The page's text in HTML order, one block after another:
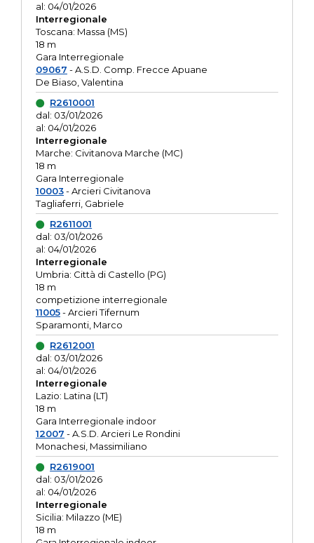
al: 04/01/2026
Interregionale
Toscana: Massa (MS)
18 m
Gara Interregionale
09067 - A.S.D. Comp. Frecce Apuane
De Biaso, Valentina
R2610001
dal: 03/01/2026
al: 04/01/2026
Interregionale
Marche: Civitanova Marche (MC)
18 m
Gara Interregionale
10003- Arcieri Civitanova
Tagliaferri, Gabriele
R2611001
dal: 03/01/2026
al: 04/01/2026
Interregionale
Umbria: Città di Castello (PG)
18 m
competizione interregionale
11005- Arcieri Tifernum
Sparamonti, Marco
R2612001
dal: 03/01/2026
al: 04/01/2026
Interregionale
Lazio: Latina (LT)
18 m
Gara Interregionale indoor
12007 - A.S.D. Arcieri Le Rondini
Monachesi, Massimiliano
R2619001
dal: 03/01/2026
al: 04/01/2026
Interregionale
Sicilia: Milazzo (ME)
18 m